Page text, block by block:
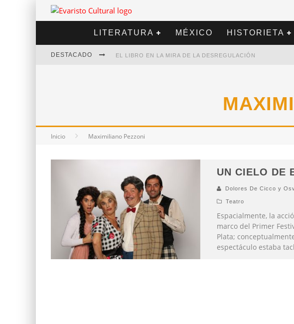
LITERATURA MÉXICO HISTORIETA
DESTACADO EL LIBRO EN LA MIRA DE LA DESREGULACIÓN
Inicio Maximiliano Pezzoni
UN CIELO DE
Dolores De Cicco y
Teatro
Espacialmente, la
marco del Primer
Plata;
espectáculo estaba